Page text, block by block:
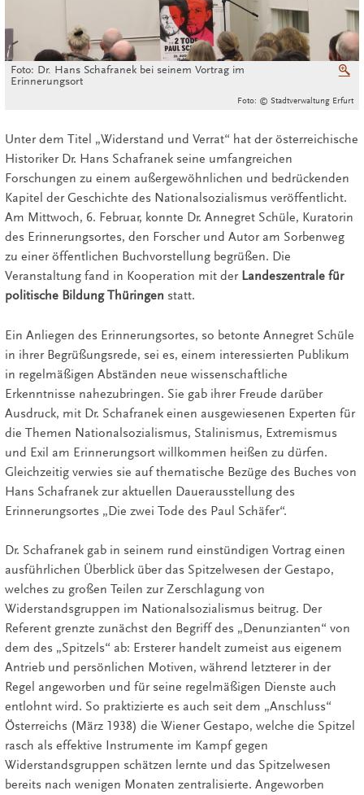
Foto: Dr. Hans Schafranek bei seinem Vortrag im
Erinnerungsort
Foto: © Stadtverwaltung Erfurt
Unter dem Titel „Widerstand und Verrat“ hat der österreichische
Historiker Dr. Hans Schafranek seine umfangreichen
Forschungen zu einem außergewöhnlichen und bedrückenden
Kapitel der Geschichte des Nationalsozialismus veröffentlicht.
Am Mittwoch, 6. Februar, konnte Dr. Annegret Schüle, Kuratorin
des Erinnerungsortes, den Forscher und Autor am Sorbenweg
zu einer öffentlichen Buchvorstellung begrüßen. Die
Veranstaltung fand in Kooperation mit derLandeszentrale für
politische Bildung Thüringen statt.
Ein Anliegen des Erinnerungsortes, so betonte Annegret Schüle
in ihrer Begrüßungsrede, sei es, einem interessierten Publikum
in regelmäßigen Abständen neue wissenschaftliche
Erkenntnisse nahezubringen. Sie gab ihrer Freude darüber
Ausdruck, mit Dr. Schafranek einen ausgewiesenen Experten für
die Themen Nationalsozialismus, Stalinismus, Extremismus
und Exil am Erinnerungsort willkommen heißen zu dürfen.
Gleichzeitig verwies sie auf thematische Bezüge des Buches von
Hans Schafranek zur aktuellen Dauerausstellung des
Erinnerungsortes „Die zwei Tode des Paul Schäfer“.
Dr. Schafranek gab in seinem rund einstündigen Vortrag einen
ausführlichen Überblick über das Spitzelwesen der Gestapo,
welches zu großen Teilen zur Zerschlagung von
Widerstandsgruppen im Nationalsozialismus beitrug. Der
Referent grenzte zunächst den Begriff des „Denunzianten“ von
dem des „Spitzels“ ab: Ersterer handelt zumeist aus eigenem
Antrieb und persönlichen Motiven, während letzterer in der
Regel angeworben und für seine regelmäßigen Dienste auch
entlohnt wird. So praktizierte es auch seit dem „Anschluss“
Österreichs (März 1938) die Wiener Gestapo, welche die Spitzel
rasch als effektive Instrumente im Kampf gegen
Widerstandsgruppen schätzen lernte und das Spitzelwesen
bereits nach wenigen Monaten zentralisierte. Angeworben